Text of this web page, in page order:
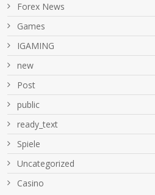
Forex News
Games
IGAMING
new
Post
public
ready_text
Spiele
Uncategorized
Сasino